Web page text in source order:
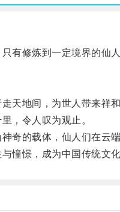
修炼到一定境界的仙人
地间，为世人带来祥和
，令人叹为观止。
的载体，仙人们在云端
憬，成为中国传统文化